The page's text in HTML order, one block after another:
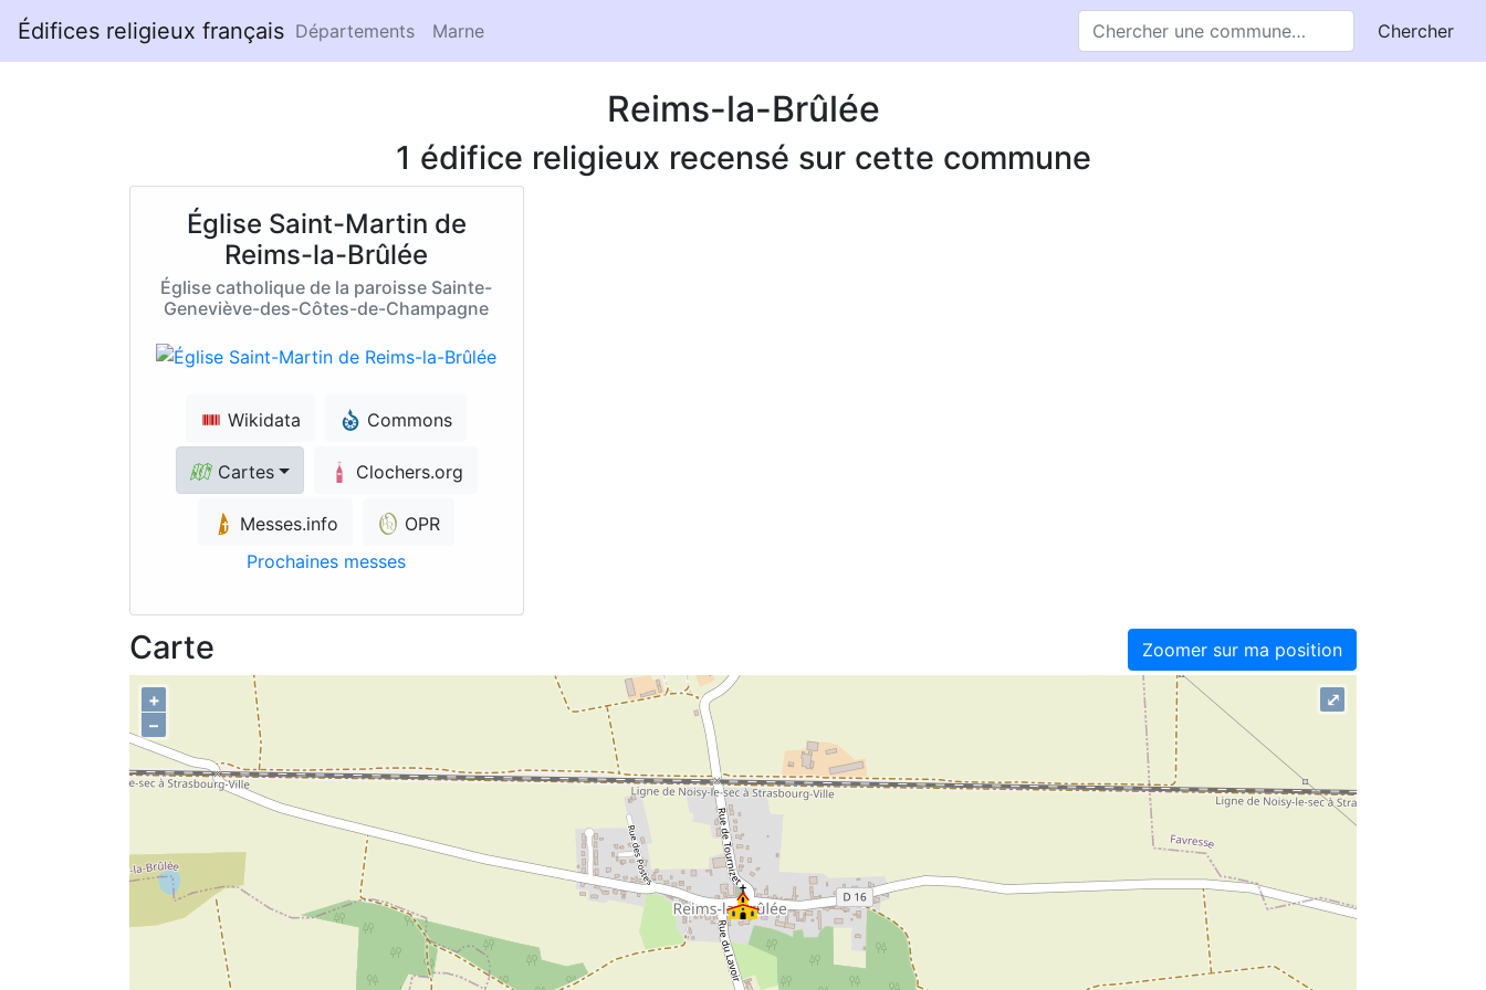
Édifices religieux français Départements Marne Chercher
Reims-la-Brûlée
1 édifice religieux recensé sur cette commune
Église Saint-Martin de
Reims-la-Brûlée
Église catholique de la paroisse Sainte-
Geneviève-des-Côtes-de-Champagne
Wikidata Commons
Cartes Clochers.org
Messes.info
OPR
Prochaines messes
Zoomer sur ma position
Carte
+
–
⤢